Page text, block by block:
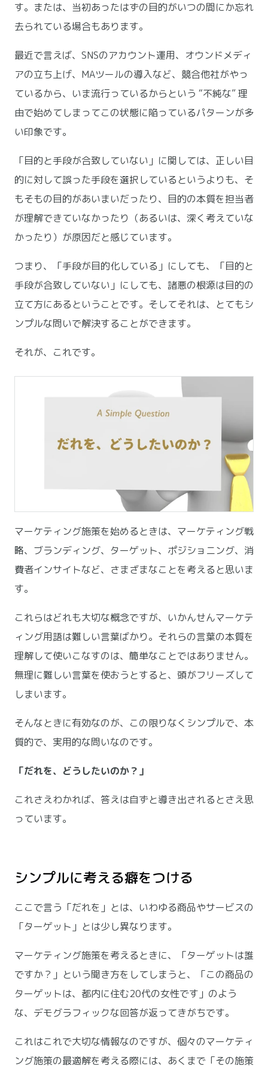
す。または、当初あったはずの目的がいつの間にか忘れ
去られている場合もあります。
最近で言えば、SNSのアカウント運用、オウンドメディ
アの立ち上げ、MAツールの導入など、競合他社がやっ
ているから、いま流行っているからという “不純な” 理
由で始めてしまってこの状態に陥っているパターンが多
い印象です。
「目的と手段が合致していない」に関しては、正しい目
的に対して誤った手段を選択しているというよりも、そ
もそもの目的があいまいだったり、目的の本質を担当者
が理解できていなかったり（あるいは、深く考えていな
かったり）が原因だと感じています。
つまり、「手段が目的化している」にしても、「目的と
手段が合致していない」にしても、諸悪の根源は目的の
立て方にあるということです。そしてそれは、とてもシ
ンプルな問いで解決することができます。
それが、これです。
マーケティング施策を始めるときは、マーケティング戦
略、ブランディング、ターゲット、ポジショニング、消
費者インサイトなど、さまざまなことを考えると思いま
す。
これらはどれも大切な概念ですが、いかんせんマーケテ
ィング用語は難しい言葉ばかり。それらの言葉の本質を
理解して使いこなすのは、簡単なことではありません。
無理に難しい言葉を使おうとすると、頭がフリーズして
しまいます。
そんなときに有効なのが、この限りなくシンプルで、本
質的で、実用的な問いなのです。
「だれを、どうしたいのか？」
これさえわかれば、答えは自ずと導き出されるとさえ思
っています。
シンプルに考える癖をつける
ここで言う「だれを」とは、いわゆる商品やサービスの
「ターゲット」とは少し異なります。
マーケティング施策を考えるときに、「ターゲットは誰
ですか？」という聞き方をしてしまうと、「この商品の
ターゲットは、都内に住む20代の女性です」のよう
な、デモグラフィックな回答が返ってきがちです。
これはこれで大切な情報なのですが、個々のマーケティ
ング施策の最適解を考える際には、あくまで「その施策